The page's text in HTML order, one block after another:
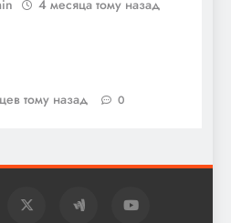
4 месяца тому назад
тому назад 0